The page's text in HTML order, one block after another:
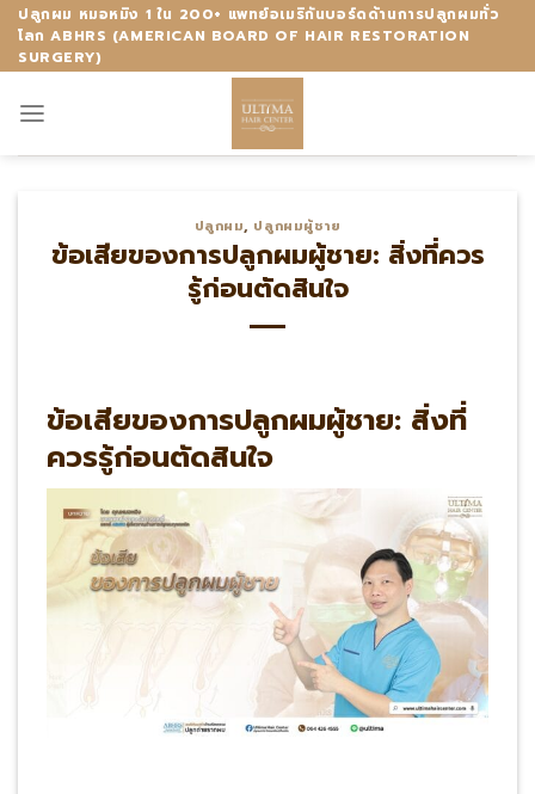
Skip
content
ปลูกผม หมอหมิง 1 ใน 200+ แพทย์อเมริกันบอร์ดด้านการปลูกผมทั่ว
โลก ABHRS (AMERICAN BOARD OF HAIR RESTORATION
SURGERY)
ปลูกผม, ปลูกผมผู้ชาย
ข้อเสียของการปลูกผมผู้ชาย: สิ่งที่ควร
รู้ก่อนตัดสินใจ
ข้อเสียของการปลูกผมผู้ชาย: สิ่งที่
ควรรู้ก่อนตัดสินใจ